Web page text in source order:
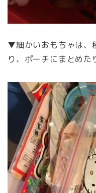
▼細かいおもちゃは、
り、ポーチにまとめた